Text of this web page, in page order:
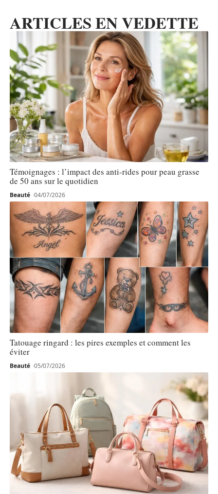
ARTICLES EN VEDETTE
Témoignages : l’impact des anti-rides pour peau grasse
de 50 ans sur le quotidien
Beauté 04/07/2026
Tatouage ringard : les pires exemples et comment les
éviter
Beauté 05/07/2026